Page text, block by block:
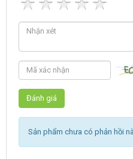
Sản phẩm chưa có phản hồi